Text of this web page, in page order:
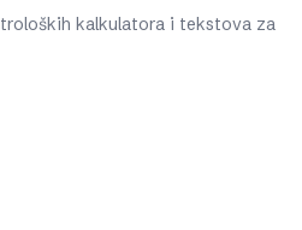
kalkulatora i tekstova za